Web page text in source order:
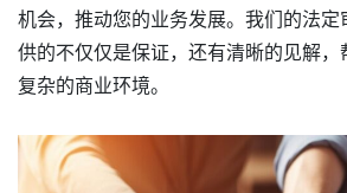
机会，推动您的业务发展。我们的法
供的不仅仅是保证，还有清晰的见解
复杂的商业环境。